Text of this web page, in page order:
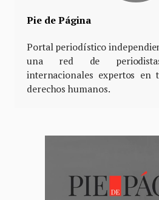
Pie de Página
Portal periodístico
una red de
internacionales expertos en
derechos humanos.